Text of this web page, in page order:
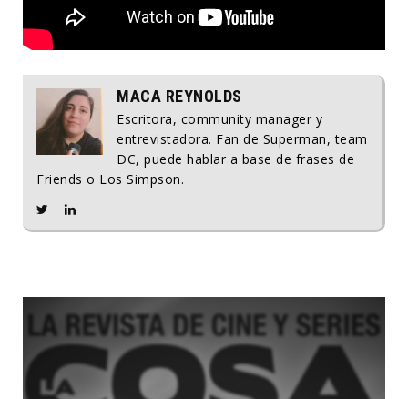
MACA REYNOLDS
Escritora, community manager y
entrevistadora. Fan de Superman, team
DC, puede hablar a base de frases de
Friends o Los Simpson.